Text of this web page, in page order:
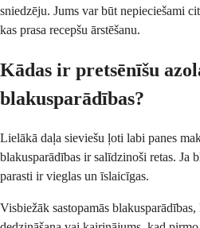
sniedzēju. Jums var būt nepieciešami
kas prasa recepšu ārstēšanu.
Kādas ir pretsēnīšu
blakusparādības?
Lielākā daļa sieviešu ļoti labi panes
blakusparādības ir salīdzinoši retas. Ja
parasti ir vieglas un īslaicīgas.
Visbiežāk sastopamās